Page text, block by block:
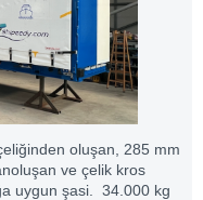
oluşan, 285 mm
ve çelik kros
uygun şasi. 34.000 kg